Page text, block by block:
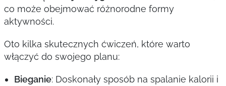
co może obejmować różnorodne formy
aktywności.
Oto kilka skutecznych ćwiczeń, które warto
włączyć do swojego planu:
Bieganie: Doskonały sposób na spalanie kalorii i